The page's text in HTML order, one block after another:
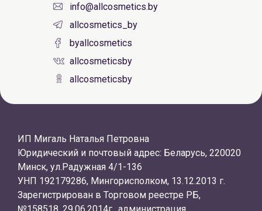
info@allcosmetics.by
allcosmetics_by
byallcosmetics
allcosmeticsby
allcosmeticsby
ИП Мигаль Наталья Петровна
Юридический и почтовый адрес: Беларусь, 220020
Минск, ул.Радужная 4/1-136
УНП 192179286, Мингорисполком, 13.12.2013 г.
Зарегистрирован в Торговом реестре РБ,